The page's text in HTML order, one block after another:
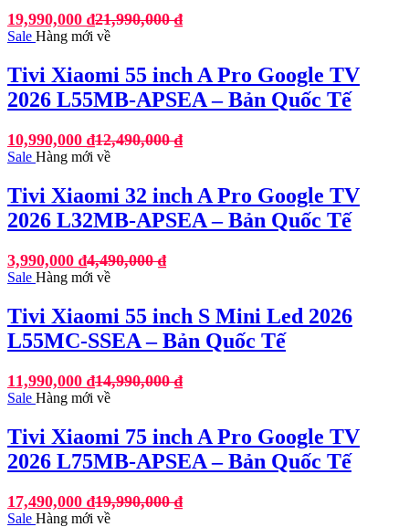
19,990,000 ₫21,990,000₫
Sale Hàng mới về
Tivi Xiaomi 55 inch A Pro Google TV
2026 L55MB-APSEA – Bản Quốc Tế
10,990,000 ₫12,490,000₫
Sale Hàng mới về
Tivi Xiaomi 32 inch A Pro Google TV
2026 L32MB-APSEA – Bản Quốc Tế
3,990,000 ₫4,490,000₫
Sale Hàng mới về
Tivi Xiaomi 55 inch S Mini Led 2026
L55MC-SSEA – Bản Quốc Tế
11,990,000 ₫14,990,000₫
Sale Hàng mới về
Tivi Xiaomi 75 inch A Pro Google TV
2026 L75MB-APSEA – Bản Quốc Tế
17,490,000 ₫19,990,000₫
Sale Hàng mới về